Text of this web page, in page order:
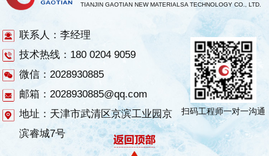
TIANJIN GAOTIAN NEW MATERIALSA TECHNOLOGY CO., LTD.
联系人：李经理
技术热线：180 0204 9059
微信：2028930885
邮箱：2028930885@qq.com
地址：天津市武清区京滨工业园京
滨睿城7号
扫码工程师一对一沟通